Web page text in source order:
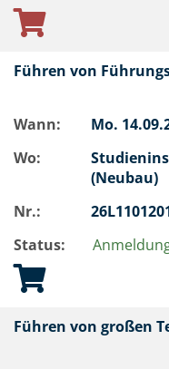
Führen von
Wann: Mo.
Wo:
(Neubau)
Nr.:
Status:
Führen von großen